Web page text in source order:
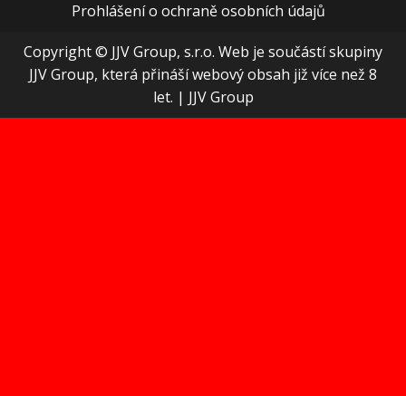
Prohlášení o ochraně osobních údajů
Copyright © JJV Group, s.r.o. Web je součástí skupiny
JJV Group, která přináší webový obsah již více než 8
let. | JJV Group